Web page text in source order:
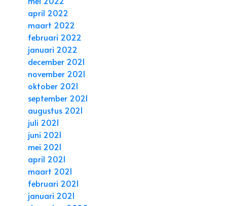
april 2022
maart 2022
februari 2022
januari 2022
december 2021
november 2021
oktober 2021
september 2021
augustus 2021
juli 2021
juni 2021
mei 2021
april 2021
maart 2021
februari 2021
januari 2021